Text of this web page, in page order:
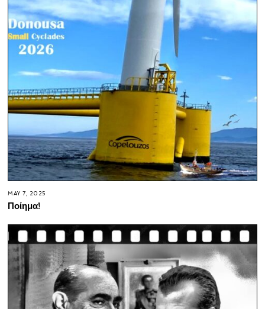
MAY 7, 2025
Ποίημα!